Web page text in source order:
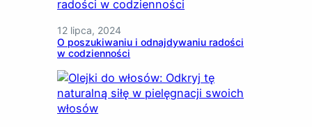
12 lipca, 2024
O poszukiwaniu i odnajdywaniu radości
w codzienności